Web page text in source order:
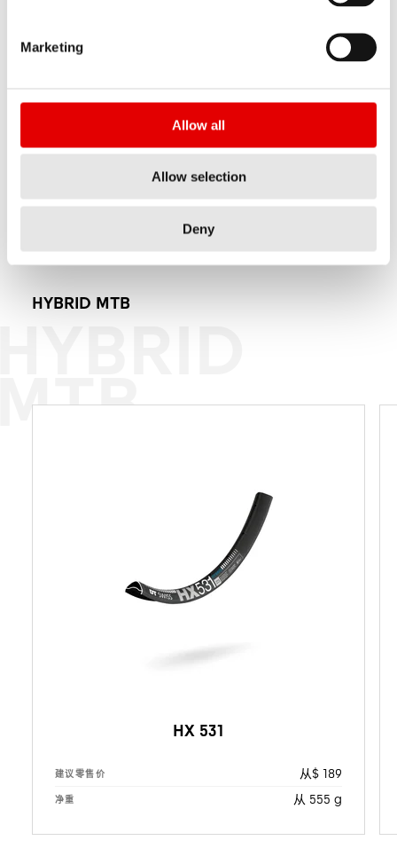
Marketing
Allow all
Allow selection
Deny
535
HYBRID MTB
HX 531
建议零售价 从$ 189
净重 从 555 g